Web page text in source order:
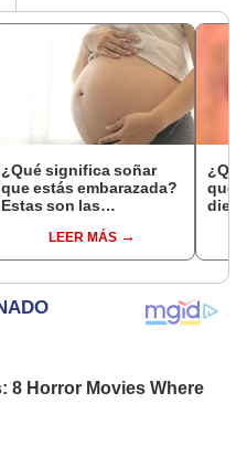
¿Qué significa soñar
que estás embarazada?
Estas son las
comunesLEER MÁS
que